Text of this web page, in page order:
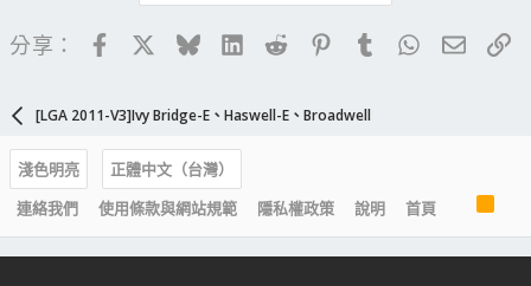
分享： FacebookBlueskyLinkedIn
Reddit PinterestTumblrWhatsApp
電子
[LGA 2011-V3]Ivy Bridge-E、Haswell-E、Broadwell
淺色明亮
正體中文（台灣）
連絡我們
使用條款與網站規範 隱私權政策 說明 首頁
S